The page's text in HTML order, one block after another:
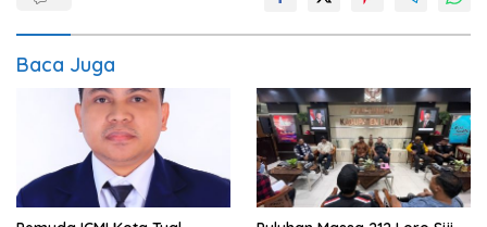
Baca Juga